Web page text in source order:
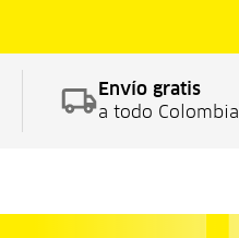
Envío gratis
a todo Colombia